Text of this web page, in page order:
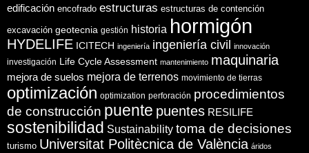
edificación encofrado estructuras estructuras de contención
excavación geotecnia gestión historia hormigón
HYDELIFE ICITECH ingeniería ingeniería civil innovación
investigación Life Cycle Assessment mantenimiento maquinaria
mejora de suelos mejora de terrenos movimiento de tierras
optimización optimization perforación procedimientos
de construcción puente puentes RESILIFE
sostenibilidad Sustainability toma de decisiones
turismo Universitat Politècnica de València áridos